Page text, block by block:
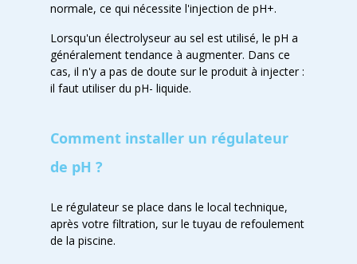
normale, ce qui nécessite l'injection de pH+.
Lorsqu'un électrolyseur au sel est utilisé, le pH a
généralement tendance à augmenter. Dans ce
cas, il n'y a pas de doute sur le produit à injecter :
il faut utiliser du pH- liquide.
Comment installer un régulateur
de pH ?
Le régulateur se place dans le local technique,
après votre filtration, sur le tuyau de refoulement
de la piscine.